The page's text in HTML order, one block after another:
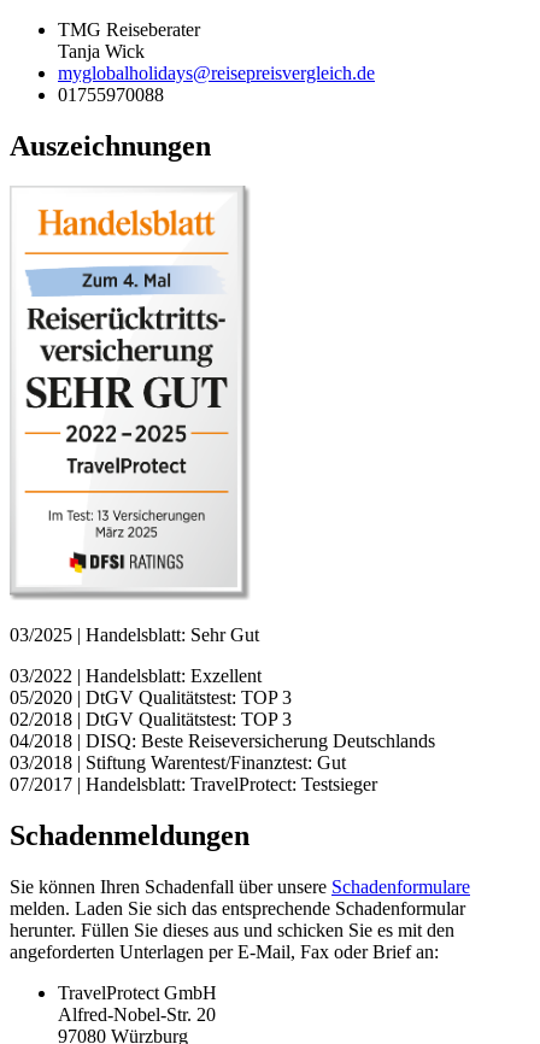
TMG Reiseberater
Tanja Wick
myglobalholidays@reisepreisvergleich.de
01755970088
Auszeichnungen
03/2025 | Handelsblatt: Sehr Gut
03/2022 | Handelsblatt: Exzellent
05/2020 | DtGV Qualitätstest: TOP 3
02/2018 | DtGV Qualitätstest: TOP 3
04/2018 | DISQ: Beste Reiseversicherung Deutschlands
03/2018 | Stiftung Warentest/Finanztest: Gut
07/2017 | Handelsblatt: TravelProtect: Testsieger
Schadenmeldungen
Sie können Ihren Schadenfall über unsere Schadenformulare
melden. Laden Sie sich das entsprechende Schadenformular
herunter. Füllen Sie dieses aus und schicken Sie es mit den
angeforderten Unterlagen per E-Mail, Fax oder Brief an:
TravelProtect GmbH
Alfred-Nobel-Str. 20
97080 Würzburg